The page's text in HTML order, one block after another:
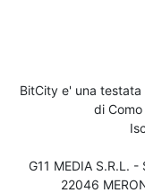
BitCity e' una
di
G11 MEDIA S.R.L.
22046